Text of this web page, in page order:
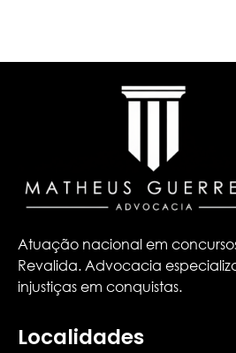
Atuação nacional em
Revalida. Advocacia
injustiças em conquistas.
Localidades